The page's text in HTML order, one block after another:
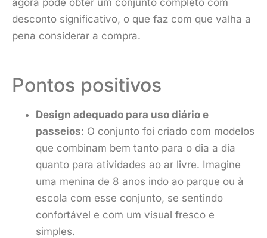
desconto significativo, o que faz com que valha a
pena considerar a compra.
Pontos positivos
Design adequado para uso diário e
passeios: O conjunto foi criado com modelos
que combinam bem tanto para o dia a dia
quanto para atividades ao ar livre. Imagine
uma menina de 8 anos indo ao parque ou à
escola com esse conjunto, se sentindo
confortável e com um visual fresco e
simples.